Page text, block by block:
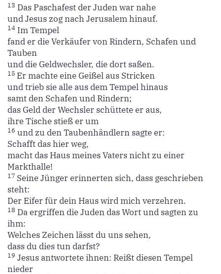
13 Das Paschafest der Juden war nahe
und Jesus zog nach Jerusalem hinauf.
14 Im Tempel
fand er die Verkäufer von Rindern, Schafen und
Tauben
und die Geldwechsler, die dort saßen.
15 Er machte eine Geißel aus Stricken
und trieb sie alle aus dem Tempel hinaus
samt den Schafen und Rindern;
das Geld der Wechsler schüttete er aus,
ihre Tische stieß er um
16 und zu den Taubenhändlern sagte er:
Schafft das hier weg,
macht das Haus meines Vaters nicht zu einer
Markthalle!
17 Seine Jünger erinnerten sich, dass geschrieben
steht:
Der Eifer für dein Haus wird mich verzehren.
18 Da ergriffen die Juden das Wort und sagten zu
ihm:
Welches Zeichen lässt du uns sehen,
dass du dies tun darfst?
19 Jesus antwortete ihnen: Reißt diesen Tempel
nieder